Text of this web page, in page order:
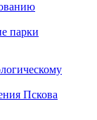
парки
Пскова